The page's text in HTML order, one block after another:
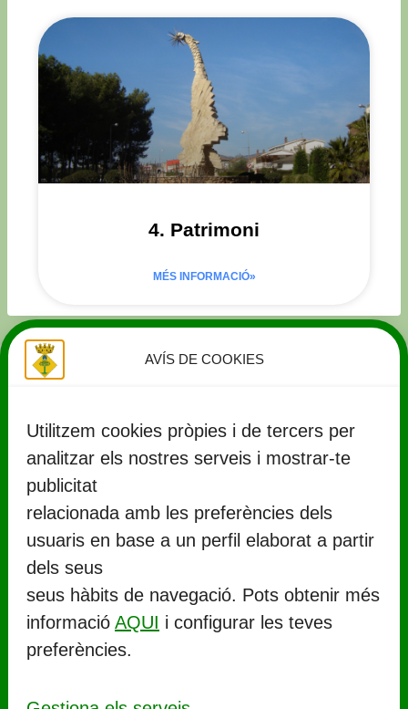
AVÍS DE COOKIES
Utilitzem cookies pròpies i de tercers per
analitzar els nostres serveis i mostrar-te
publicitat
relacionada amb les preferències dels
usuaris en base a un perfil elaborat a partir
dels seus
seus hàbits de navegació. Pots obtenir més
informació AQUI i configurar les teves
preferències.
4. Patrimoni
MÉS INFORMACIÓ»
5. Naturalesa
MÉS INFORMACIÓ»
Ajuntament de Llorenç del Penedès
Rambla Marinada, 27 (
977 67 71 06